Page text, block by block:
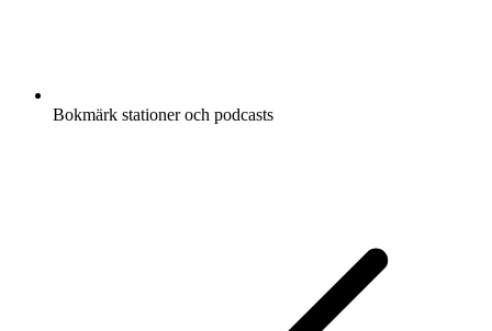
Bokmärk stationer och podcasts